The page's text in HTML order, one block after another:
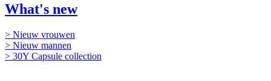
What's new
> Nieuw vrouwen
> Nieuw mannen
> 30Y Capsule collection